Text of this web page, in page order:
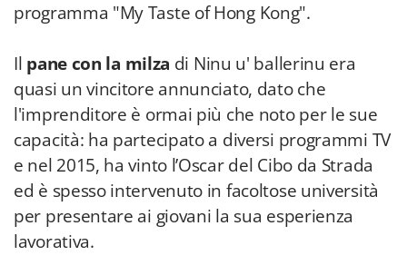
programma "My Taste of Hong Kong".
Il pane con la milza di Ninu u' ballerinu era
quasi un vincitore annunciato, dato che
l'imprenditore è ormai più che noto per le sue
capacità: ha partecipato a diversi programmi TV
e nel 2015, ha vinto l’Oscar del Cibo da Strada
ed è spesso intervenuto in facoltose università
per presentare ai giovani la sua esperienza
lavorativa.